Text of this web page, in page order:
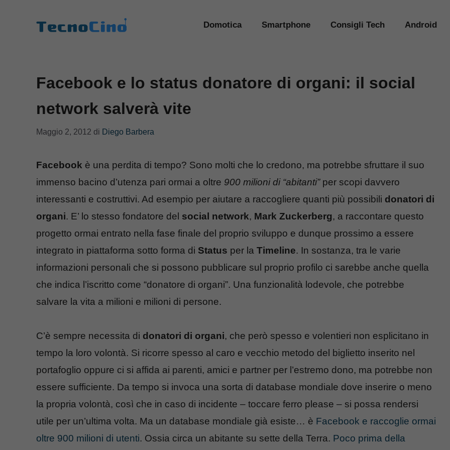
Domotica Smartphone Consigli Tech Android
Facebook e lo status donatore di organi: il social
network salverà vite
Maggio 2, 2012 di Diego Barbera
Facebook è una perdita di tempo? Sono molti che lo credono, ma potrebbe sfruttare il suo
immenso bacino d’utenza pari ormai a oltre 900 milioni di “abitanti”per scopi davvero
interessanti e costruttivi. Ad esempio per aiutare a raccogliere quanti più possibili donatori di
organi. E’ lo stesso fondatore del social network, Mark Zuckerberg, a raccontare questo
progetto ormai entrato nella fase finale del proprio sviluppo e dunque prossimo a essere
integrato in piattaforma sotto forma di Status per la Timeline. In sostanza, tra le varie
informazioni personali che si possono pubblicare sul proprio profilo ci sarebbe anche quella
che indica l’iscritto come “donatore di organi”. Una funzionalità lodevole, che potrebbe
salvare la vita a milioni e milioni di persone.
C’è sempre necessita di donatori di organi, che però spesso e volentieri non esplicitano in
tempo la loro volontà. Si ricorre spesso al caro e vecchio metodo del biglietto inserito nel
portafoglio oppure ci si affida ai parenti, amici e partner per l’estremo dono, ma potrebbe non
essere sufficiente. Da tempo si invoca una sorta di database mondiale dove inserire o meno
la propria volontà, così che in caso di incidente – toccare ferro please – si possa rendersi
utile per un’ultima volta. Ma un database mondiale già esiste… è Facebook e raccoglie ormai
oltre 900 milioni di utenti. Ossia circa un abitante su sette della Terra. Poco prima della